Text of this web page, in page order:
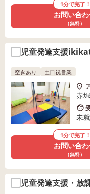
1分で完了！
お問い合わ
（無料）
児童発達支援
空きあり 土日祝営業
赤
未
1分で完了！
お問い合わ
（無料）
児童発達支援・放